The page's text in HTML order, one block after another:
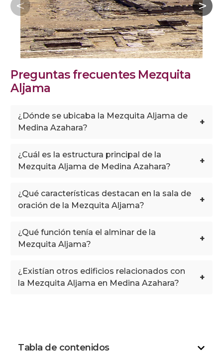
Preguntas frecuentes Mezquita
Aljama
¿Dónde se ubicaba la Mezquita Aljama de
Medina Azahara?
+
¿Cuál es la estructura principal de la
Mezquita Aljama de Medina Azahara?
+
¿Qué características destacan en la sala de
oración de la Mezquita Aljama?
+
¿Qué función tenía el alminar de la
Mezquita Aljama?
+
¿Existían otros edificios relacionados con
la Mezquita Aljama en Medina Azahara?
+
Tabla de contenidos